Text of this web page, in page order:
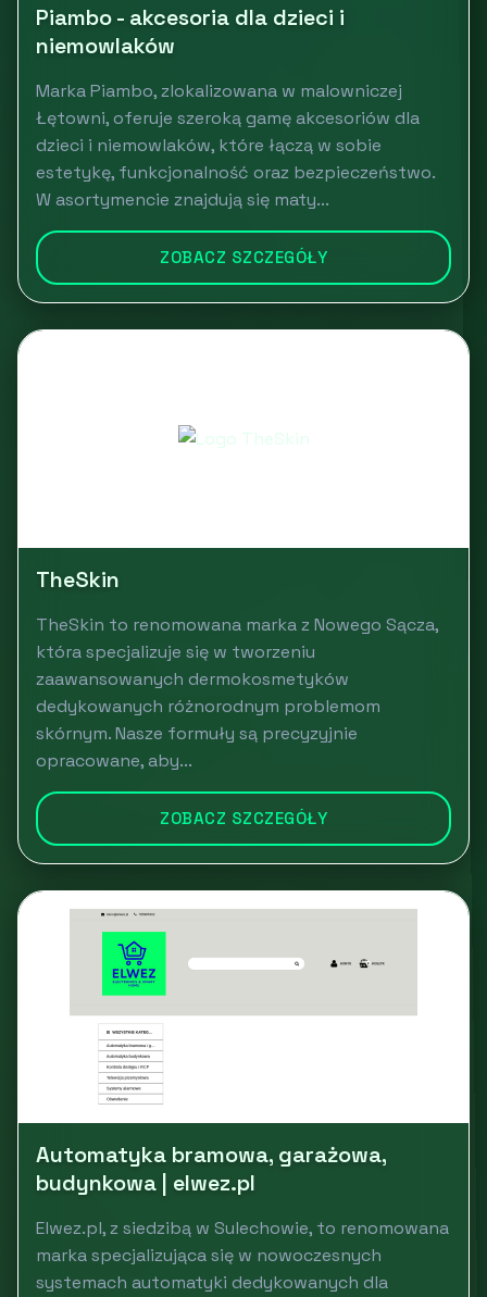
Piambo - akcesoria dla dzieci i
niemowlaków
Marka Piambo, zlokalizowana w malowniczej
Łętowni, oferuje szeroką gamę akcesoriów dla
dzieci i niemowlaków, które łączą w sobie
estetykę, funkcjonalność oraz bezpieczeństwo.
W asortymencie znajdują się maty...
ZOBACZ SZCZEGÓŁY
TheSkin
TheSkin to renomowana marka z Nowego Sącza,
która specjalizuje się w tworzeniu
zaawansowanych dermokosmetyków
dedykowanych różnorodnym problemom
skórnym. Nasze formuły są precyzyjnie
opracowane, aby...
ZOBACZ SZCZEGÓŁY
Automatyka bramowa, garażowa,
budynkowa | elwez.pl
Elwez.pl, z siedzibą w Sulechowie, to renomowana
marka specjalizująca się w nowoczesnych
systemach automatyki dedykowanych dla